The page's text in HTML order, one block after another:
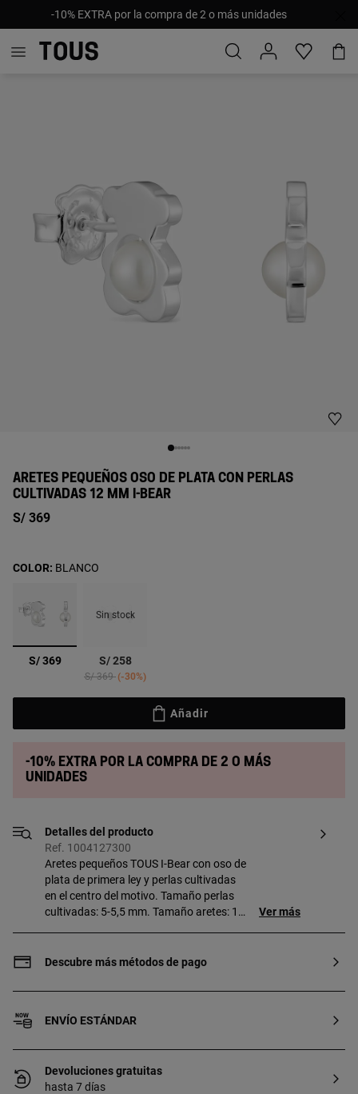
-10% EXTRA por la compra de 2 o más unidades
ARETES PEQUEÑOS OSO DE PLATA CON PERLAS
CULTIVADAS 12 MM I-BEAR
S/ 369
seleccionado
S/ 369
Sin stock
S/ 258
Price reduced from
S/ 369to-30%
COLOR: BLANCO
Añadir
-10% extra por la compra de 2 o más
unidades
Detalles del producto
Ref. 1004127300
Aretes pequeños TOUS I-Bear con oso de
plata de primera ley y perlas cultivadas
en el centro del motivo. Tamaño perlas
cultivadas: 5-5,5 mm. Tamaño aretes: 12
Ver más
Descubre más métodos de pago
ENVÍO ESTÁNDAR
Devoluciones gratuitas
hasta 7 días